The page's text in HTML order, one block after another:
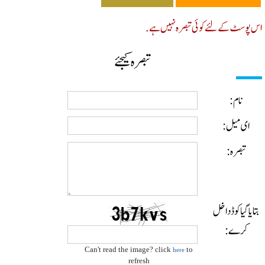
کے لئے کوئی تبصرہ نہیں ہے.
تبصرہ کیجئے
نام:
ای میل:
تبصرہ:
گیا کوڈ داخل
کرے:
Can't read the image? clickhere
refresh